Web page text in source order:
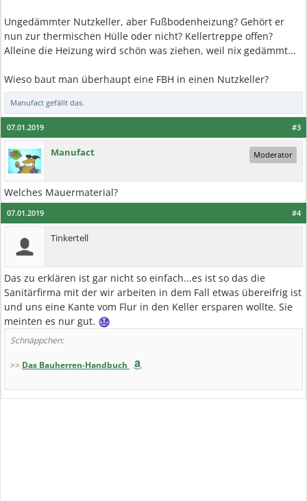
Ungedämmter Nutzkeller, aber Fußbodenheizung? Gehört er
nun zur thermischen Hülle oder nicht? Kellertreppe offen?
Alleine die Heizung wird schön was ziehen, weil nix gedämmt...
Wieso baut man überhaupt eine FBH in einen Nutzkeller?
Manufact gefällt das.
#3
07.01.2019
Manufact Moderator
Welches Mauermaterial?
#4
07.01.2019
Tinkertell
Das zu erklären ist gar nicht so einfach...es ist so das die
Sanitärfirma mit der wir arbeiten in dem Fall etwas übereifrig ist
und uns eine Kante vom Flur in den Keller ersparen wollte. Sie
meinten es nur gut.
Schnäppchen:
>> Das Bauherren-Handbuch